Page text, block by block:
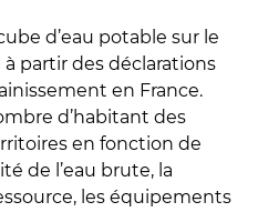
d’eau potable sur le
partir des déclarations
en France.
d’habitant des
en fonction de
de l’eau brute, la
les équipements